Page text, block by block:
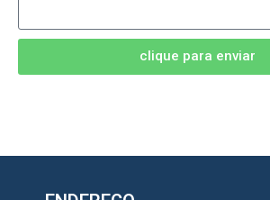
clique para enviar